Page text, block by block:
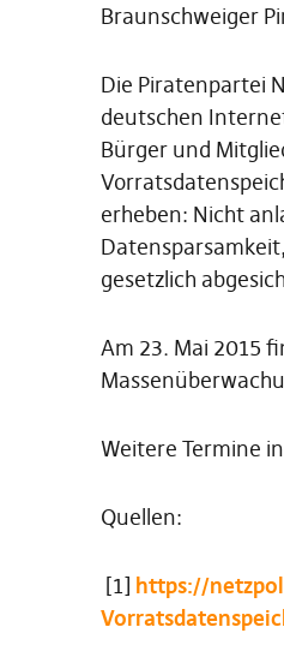
Braunschweiger
Die Piratenpartei
deutschen
Bürger und
erheben: Nicht
gesetzlich
Am 23. Mai 2015
Weitere Termine
Quellen:
[1] https://